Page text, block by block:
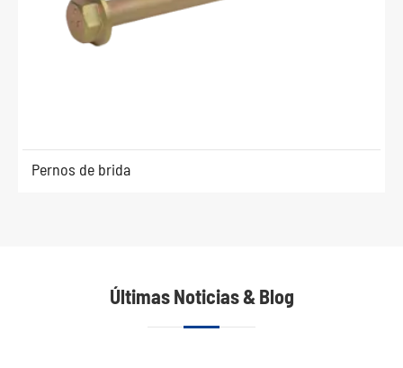
Pernos de brida
Últimas Noticias & Blog